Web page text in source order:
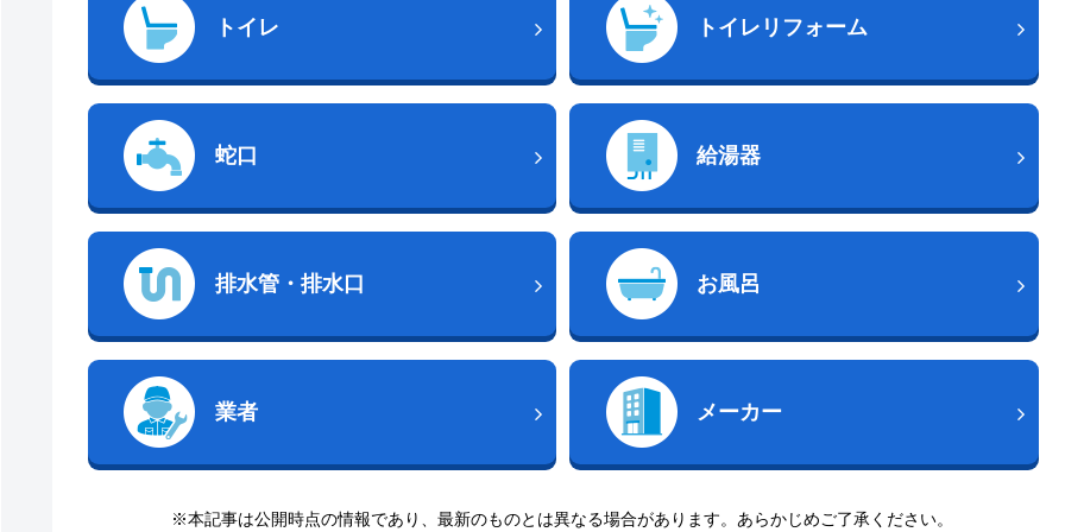
トイレ トイレリフォーム
蛇口 給湯器
排水管・排水口 お風呂
業者 メーカー
※本記事は公開時点の情報であり、最新のものとは異なる場合があります。あらかじめご了承ください。